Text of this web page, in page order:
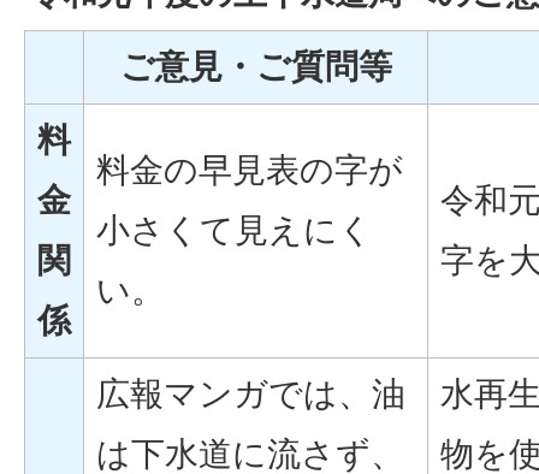
ご意見・ご質問等
料
金
関
係
料金の早見表の字が
小さくて見えにく
い。
令和
字を
広報マンガでは、油
は下水道に流さず、
水再
物を